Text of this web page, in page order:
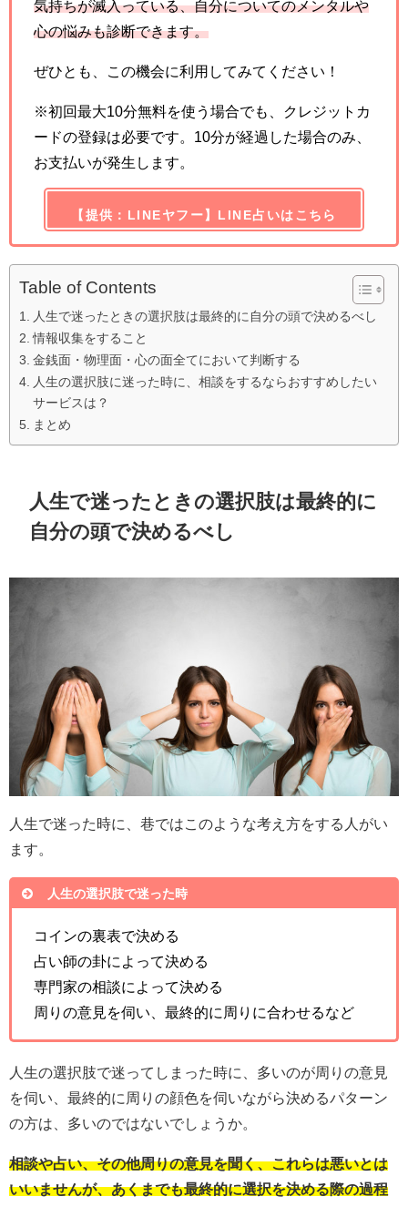
気持ちが滅入っている、自分についてのメンタルや
心の悩みも診断できます。
ぜひとも、この機会に利用してみてください！
※初回最大10分無料を使う場合でも、クレジットカ
ードの登録は必要です。10分が経過した場合のみ、
お支払いが発生します。
【提供：LINEヤフー】LINE占いはこちら
Table of Contents
人生で迷ったときの選択肢は最終的に自分の頭で決めるべし
情報収集をすること
金銭面・物理面・心の面全てにおいて判断する
人生の選択肢に迷った時に、相談をするならおすすめしたい
サービスは？
まとめ
人生で迷ったときの選択肢は最終的に
自分の頭で決めるべし
人生で迷った時に、巷ではこのような考え方をする人がい
ます。
人生の選択肢で迷った時
コインの裏表で決める
占い師の卦によって決める
専門家の相談によって決める
周りの意見を伺い、最終的に周りに合わせるなど
人生の選択肢で迷ってしまった時に、多いのが周りの意見
を伺い、最終的に周りの顔色を伺いながら決めるパターン
の方は、多いのではないでしょうか。
相談や占い、その他周りの意見を聞く、これらは悪いとは
いいませんが、あくまでも最終的に選択を決める際の過程